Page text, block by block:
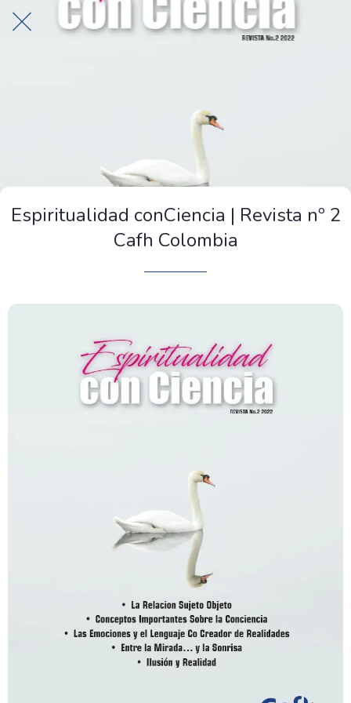
Espiritualidad conCiencia | Revista nº 2
Cafh Colombia